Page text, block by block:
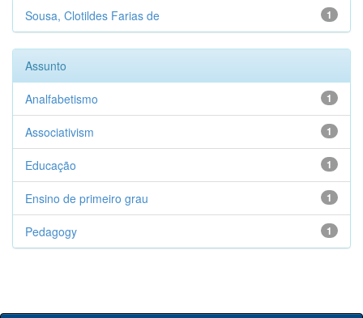
1
Sousa, Clotildes Farias de
Assunto
1
Analfabetismo
1
Associativism
1
Educação
1
Ensino de primeiro grau
1
Pedagogy